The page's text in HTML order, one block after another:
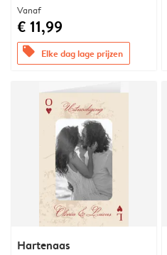
Vanaf
€ 11,99
offers Elke dag lage prijzen
Hartenaas